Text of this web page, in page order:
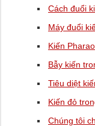
Cách đuổi
Máy đuổi
Kiến
Bẫy kiến
Tiêu diệt
Kiến đỏ
Chúng tôi